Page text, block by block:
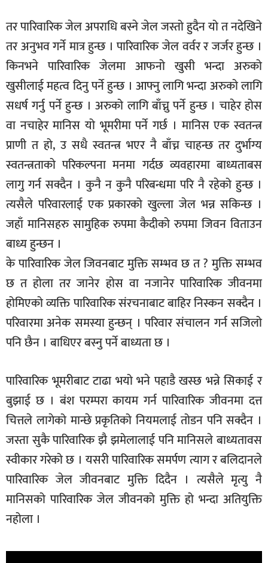
तर पारिवारिक जेल अपराधि बस्ने जेल जस्तो हुदैन यो त नदेखिने
तर अनुभव गर्ने मात्र हुन्छ । पारिवारिक जेल वर्वर र जर्जर हुन्छ ।
किनभने पारिवारिक जेलमा आफनो खुसी भन्दा अरुको
खुसीलाई महत्व दिनु पर्ने हुन्छ । आफ्नु लागि भन्दा अरुको लागि
सधर्ष गर्नु पर्ने हुन्छ । अरुको लागि बाँच्नु पर्ने हुन्छ । चाहेर होस
वा नचाहेर मानिस यो भूमरीमा पर्ने गर्छ । मानिस एक स्वतन्त्र
प्राणी त हो, उ सधै स्वतन्त्र भएर नै बाँच्न चाहन्छ तर दुर्भाग्य
स्वतन्त्रताको परिकल्पना मनमा गर्दछ व्यवहारमा बाध्यताबस
लागु गर्न सक्दैन । कुनै न कुनै परिबन्धमा परि नै रहेको हुन्छ ।
त्यसैले परिवारलाई एक प्रकारको खुल्ला जेल भन्न सकिन्छ ।
जहाँ मानिसहरु सामुहिक रुपमा कैदीको रुपमा जिवन विताउन
बाध्य हुन्छन ।
के पारिवारिक जेल जिवनबाट मुक्ति सम्भव छ त ? मुक्ति सम्भव
छ त होला तर जानेर होस वा नजानेर पारिवारिक जीवनमा
होमिएको व्यक्ति पारिवारिक संरचनाबाट बाहिर निस्कन सक्दैन ।
परिवारमा अनेक समस्या हुन्छन् । परिवार संचालन गर्न सजिलो
पनि छैन । बाधिएर बस्नु पर्ने बाध्यता छ ।
पारिवारिक भूमरीबाट टाढा भयो भने पहाडै खस्छ भन्ने सिकाई र
बुझाई छ । बंश परम्परा कायम गर्न पारिवारिक जीवनमा दत्त
चित्तले लागेको मान्छे प्रकृतिको नियमलाई तोडन पनि सक्दैन ।
जस्ता सुकै पारिवारिक झै झमेलालाई पनि मानिसले बाध्यतावस
स्वीकार गरेको छ । यसरी पारिवारिक समर्पण त्याग र बलिदानले
पारिवारिक जेल जीवनबाट मुक्ति दिदैन । त्यसैले मृत्यु नै
मानिसको पारिवारिक जेल जीवनको मुक्ति हो भन्दा अतियुक्ति
नहोला ।